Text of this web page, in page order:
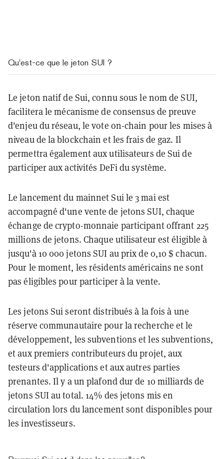
Qu'est-ce que le jeton SUI ?
Le jeton natif de Sui, connu sous le nom de SUI,
facilitera le mécanisme de consensus de preuve
d'enjeu du réseau, le vote on-chain pour les mises à
niveau de la blockchain et les frais de gaz. Il
permettra également aux utilisateurs de Sui de
participer aux activités DeFi du système.
Le lancement du mainnet Sui le 3 mai est
accompagné d'une vente de jetons SUI, chaque
échange de crypto-monnaie participant offrant 225
millions de jetons. Chaque utilisateur est éligible à
jusqu'à 10 000 jetons SUI au prix de 0,10 $ chacun.
Pour le moment, les résidents américains ne sont
pas éligibles pour participer à la vente.
Les jetons Sui seront distribués à la fois à une
réserve communautaire pour la recherche et le
développement, les subventions et les subventions,
et aux premiers contributeurs du projet, aux
testeurs d'applications et aux autres parties
prenantes. Il y a un plafond dur de 10 milliards de
jetons SUI au total. 14% des jetons mis en
circulation lors du lancement sont disponibles pour
les investisseurs.